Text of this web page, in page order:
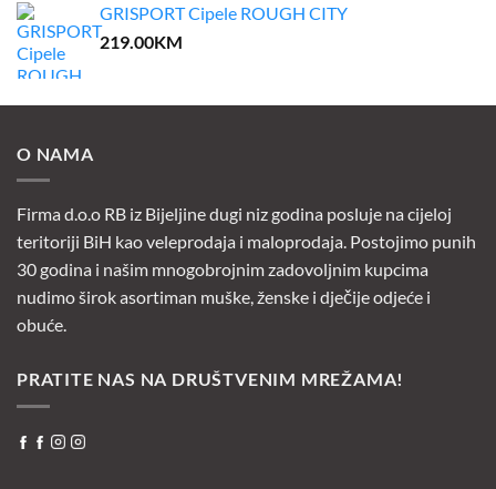
75.00KM.37.50KM.
GRISPORT Cipele ROUGH CITY
219.00KM
O NAMA
Firma d.o.o RB iz Bijeljine dugi niz godina posluje na cijeloj
teritoriji BiH kao veleprodaja i maloprodaja. Postojimo punih
30 godina i našim mnogobrojnim zadovoljnim kupcima
nudimo širok asortiman muške, ženske i dječije odjeće i
obuće.
PRATITE NAS NA DRUŠTVENIM MREŽAMA!